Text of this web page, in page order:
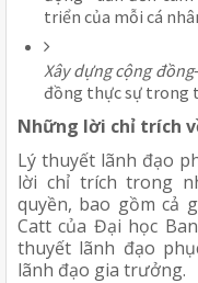
triển của mỗi cá
Xây dựng cộng đồng
đồng thực sự trong
Những lời chỉ trích
Lý thuyết lãnh đạo
lời chỉ trích trong
quyền, bao gồm cả
Catt của Đại học
thuyết lãnh đạo
lãnh đạo gia trưởng.